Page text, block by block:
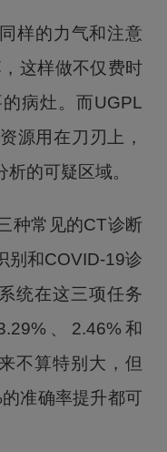
样的力气和注意
这样做不仅费时
病灶。而UGPL
源用在刀刃上，
的可疑区域。
种常见的CT诊断
别和COVID-19诊
统在这三项任务
、2.46%和
不算特别大，但
准确率提升都可